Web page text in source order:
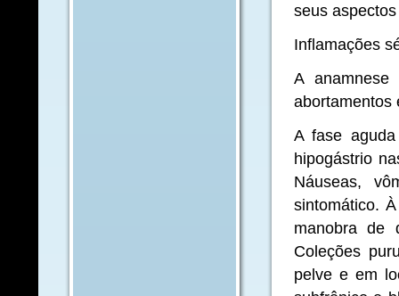
seus
Inflamações
A
abortamentos
A fase
hipogástrio
Náuseas,
sintomático.
manobra de
Coleções
pelve e em